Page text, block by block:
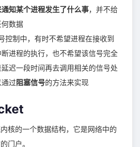
通知某个进程发生了什么事，并不给
数据
控制中，有时不希望进程在接收到
进程的执行，也不希望该信号完全
迟一段时间再去调用相关的信号处
过阻塞信号的方法来实现
核的一个数据结构，它是网络中的
门户。